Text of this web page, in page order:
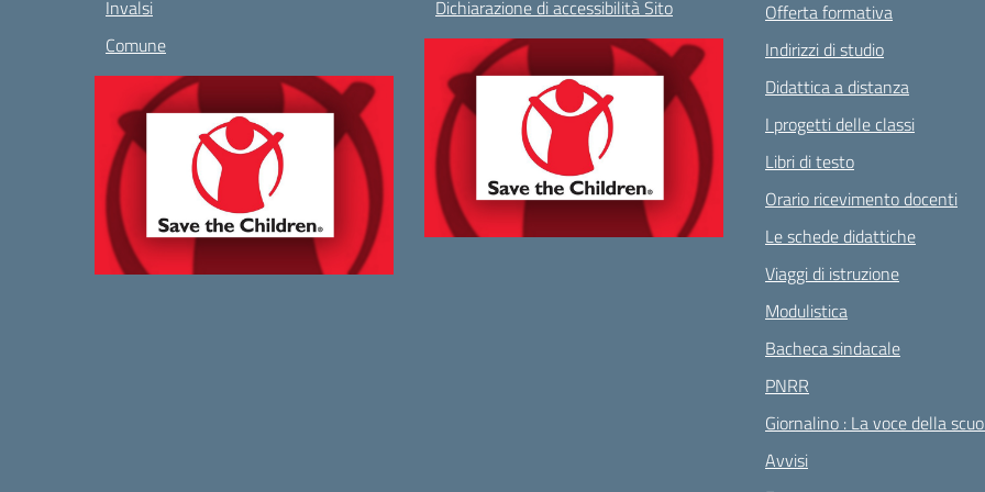
Invalsi
Comune
Dichiarazione di accessibilità Sito
Offerta formativa
Indirizzi di studio
Didattica a distanza
I progetti delle classi
Libri di testo
Orario ricevimento docenti
Le schede didattiche
Viaggi di istruzione
Modulistica
Bacheca sindacale
PNRR
Giornalino : La voce della
Avvisi